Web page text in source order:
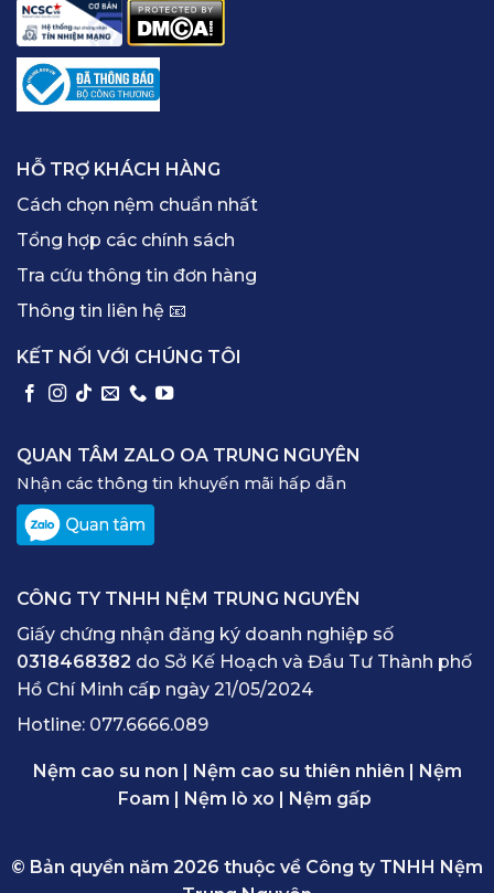
HỖ TRỢ KHÁCH HÀNG
Cách chọn nệm chuẩn nhất
Tổng hợp các chính sách
Tra cứu thông tin đơn hàng
Thông tin liên hệ 📧
KẾT NỐI VỚI CHÚNG TÔI
QUAN TÂM ZALO OA TRUNG NGUYÊN
Nhận các thông tin khuyến mãi hấp dẫn
CÔNG TY TNHH NỆM TRUNG NGUYÊN
Giấy chứng nhận đăng ký doanh nghiệp số
0318468382 do Sở Kế Hoạch và Đầu Tư Thành phố
Hồ Chí Minh cấp ngày 21/05/2024
Hotline: 077.6666.089
Nệm cao su non Nệm cao su thiên nhiên
Nệm
Foam
Nệm lò xo Nệm gấp
© Bản quyền năm 2026 thuộc về Công ty TNHH Nệm